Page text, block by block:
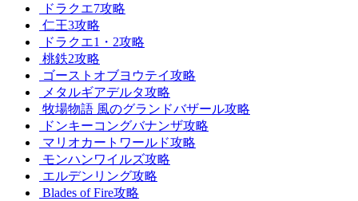
ドラクエ7攻略
仁王3攻略
ドラクエ1・2攻略
桃鉄2攻略
ゴーストオブヨウテイ攻略
メタルギアデルタ攻略
牧場物語 風のグランドバザール攻略
ドンキーコングバナンザ攻略
マリオカートワールド攻略
モンハンワイルズ攻略
エルデンリング攻略
Blades of Fire攻略